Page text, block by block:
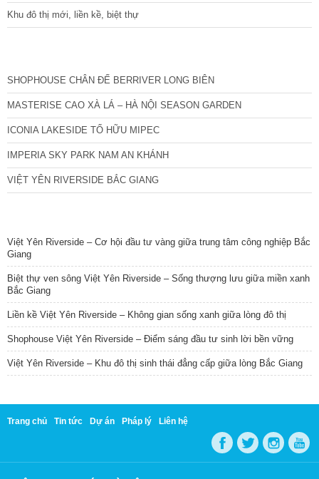
Khu đô thị mới, liền kề, biệt thự
SHOPHOUSE CHÂN ĐẾ BERRIVER LONG BIÊN
MASTERISE CAO XÀ LÁ – HÀ NỘI SEASON GARDEN
ICONIA LAKESIDE TỐ HỮU MIPEC
IMPERIA SKY PARK NAM AN KHÁNH
VIỆT YÊN RIVERSIDE BẮC GIANG
Việt Yên Riverside – Cơ hội đầu tư vàng giữa trung tâm công nghiệp Bắc
Giang
Biệt thự ven sông Việt Yên Riverside – Sống thượng lưu giữa miền xanh
Bắc Giang
Liền kề Việt Yên Riverside – Không gian sống xanh giữa lòng đô thị
Shophouse Việt Yên Riverside – Điểm sáng đầu tư sinh lời bền vững
Việt Yên Riverside – Khu đô thị sinh thái đẳng cấp giữa lòng Bắc Giang
Trang chủ Tin tức Dự án Pháp lý Liên hệ